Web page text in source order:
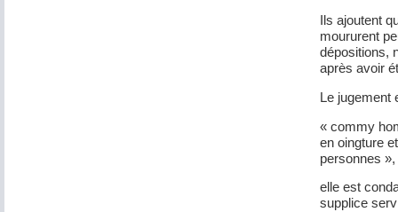
Ils ajoutent
moururent
dépositions,
après avoir
Le jugement
« commy
en oingture
personnes »,
elle est
supplice